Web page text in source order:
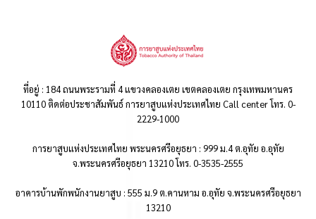
ที่อยู่ : 184 ถนนพระรามที่ 4 แขวงคลองเตย เขตคลองเตย กรุงเทพมหานคร
10110 ติดต่อประชาสัมพันธ์ การยาสูบแห่งประเทศไทย Call center โทร. 0-
2229-1000
การยาสูบแห่งประเทศไทย พระนครศรีอยุธยา : 999 ม.4 ต.อุทัย อ.อุทัย
จ.พระนครศรีอยุธยา 13210 โทร. 0-3535-2555
อาคารบ้านพักพนักงานยาสูบ : 555 ม.9 ต.คานหาม อ.อุทัย จ.พระนครศรีอยุธยา
13210